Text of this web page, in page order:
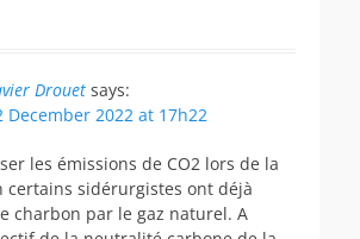
Drouet says:
December 2022 at 17h22
les émissions de CO2 lors de la
certains sidérurgistes ont déjà
charbon par le gaz naturel. A